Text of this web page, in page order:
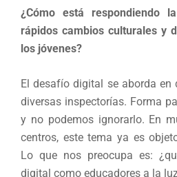
¿Cómo está respondiendo
rápidos cambios culturales y
los jóvenes?
El desafío digital se aborda en
diversas inspectorías. Forma
y no podemos ignorarlo. En
centros, este tema ya es
Lo que nos preocupa es:
digital como educadores a la